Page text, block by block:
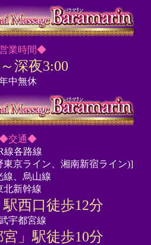
業時間◆
深夜3:00
中無休
交通◆
線各路線
京ライン、湘南新宿ライン)]
線、烏山線
北新幹線
駅西口徒歩12分
宇都宮線
宮」駅徒歩10分